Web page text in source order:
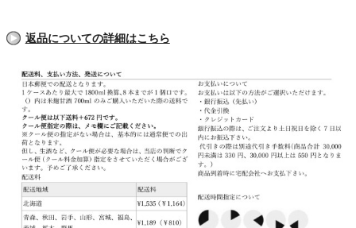
返品についての詳細はこちら